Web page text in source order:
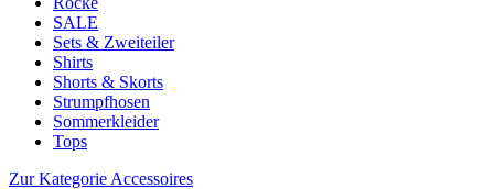
SALE
Sets & Zweiteiler
Shirts
Shorts & Skorts
Strumpfhosen
Sommerkleider
Tops
Zur Kategorie Accessoires